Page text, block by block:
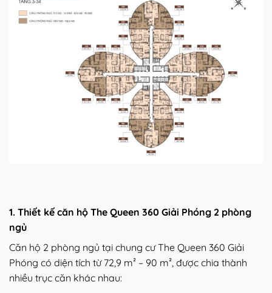
1. Thiết kế căn hộ The Queen 360 Giải Phóng 2 phòng
ngủ
Căn hộ 2 phòng ngủ tại chung cư The Queen 360 Giải
Phóng có diện tích từ 72,9 m² – 90 m², được chia thành
nhiều trục căn khác nhau: